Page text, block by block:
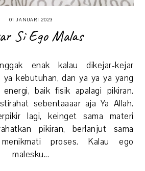
01 JANUARI 2023
Si Ego Malas
enak kalau dikejar-kejar
ya kebutuhan, dan ya ya ya yang
energi, baik fisik apalagi pikiran.
sebentaaaar aja Ya Allah.
lagi, keinget sama materi
pikiran, berlanjut sama
proses. Kalau ego
malesku...